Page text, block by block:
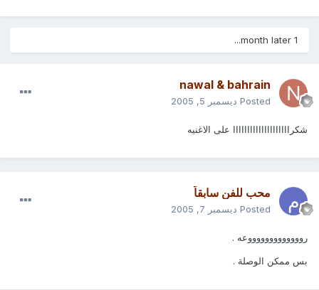
nawal & bahrain
Posted ديسمبر 5, 2005
شكراااااااااااااااااااا على الاغنيه
محب للفن سابقاً
Posted ديسمبر 7, 2005
روووووووووووووعه .
بس ممكن الوصلة .